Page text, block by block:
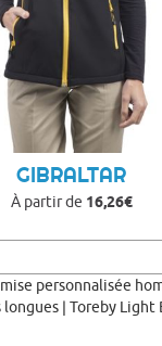
GIBRALTAR
À partir de 16,26€